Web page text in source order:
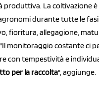
produttiva. La coltivazione è
durante tutte le
fioritura, allegagione,
monitoraggio costante ci
con tempestività e
per la raccolta", aggiunge.